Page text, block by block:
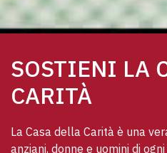
SOSTIENI LA
CARITÀ
La Casa della Carità è una
anziani, donne e uomini di